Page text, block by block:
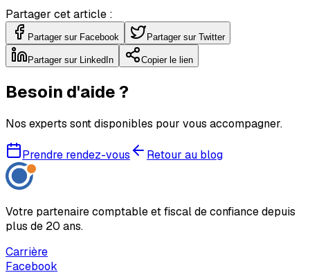
Partager cet article :
Partager sur Facebook Partager sur Twitter
Partager sur LinkedIn Copier le lien
Besoin d'aide ?
Nos experts sont disponibles pour vous accompagner.
Prendre rendez-vous Retour au blog
Votre partenaire comptable et fiscal de confiance depuis
plus de 20 ans.
Carrière
Facebook